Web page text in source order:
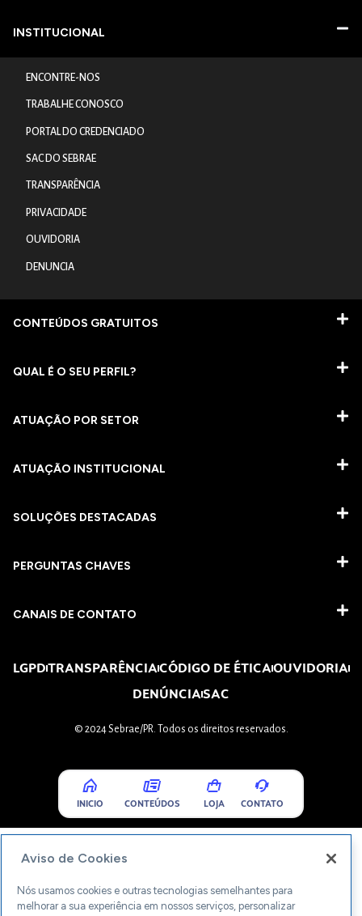
INSTITUCIONAL
ENCONTRE-NOS
TRABALHE CONOSCO
PORTAL DO CREDENCIADO
SAC DO SEBRAE
TRANSPARÊNCIA
PRIVACIDADE
OUVIDORIA
DENUNCIA
CONTEÚDOS GRATUITOS
QUAL É O SEU PERFIL?
ATUAÇÃO POR SETOR
ATUAÇÃO INSTITUCIONAL
SOLUÇÕES DESTACADAS
PERGUNTAS CHAVES​
CANAIS DE CONTATO
LGPDTRANSPARÊNCIACÓDIGO DE ÉTICAOUVIDORIA
DENÚNCIASAC
© 2024 Sebrae/PR. Todos os direitos reservados.
INICIO CONTEÚDOS LOJA CONTATO
Aviso de Cookies
Nós usamos cookies e outras tecnologias semelhantes para
melhorar a sua experiência em nossos serviços, personalizar